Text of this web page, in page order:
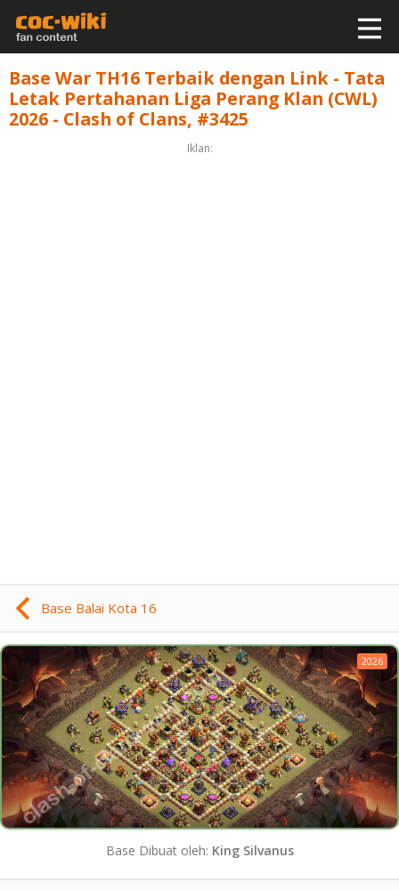
Base War TH16 Terbaik dengan Link - Tata
Letak Pertahanan Liga Perang Klan (CWL)
2026 - Clash of Clans, #3425
Iklan:
Base Balai Kota 16
2026
Base Dibuat oleh: King Silvanus